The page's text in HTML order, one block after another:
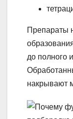
Препараты
до полного
накрывают